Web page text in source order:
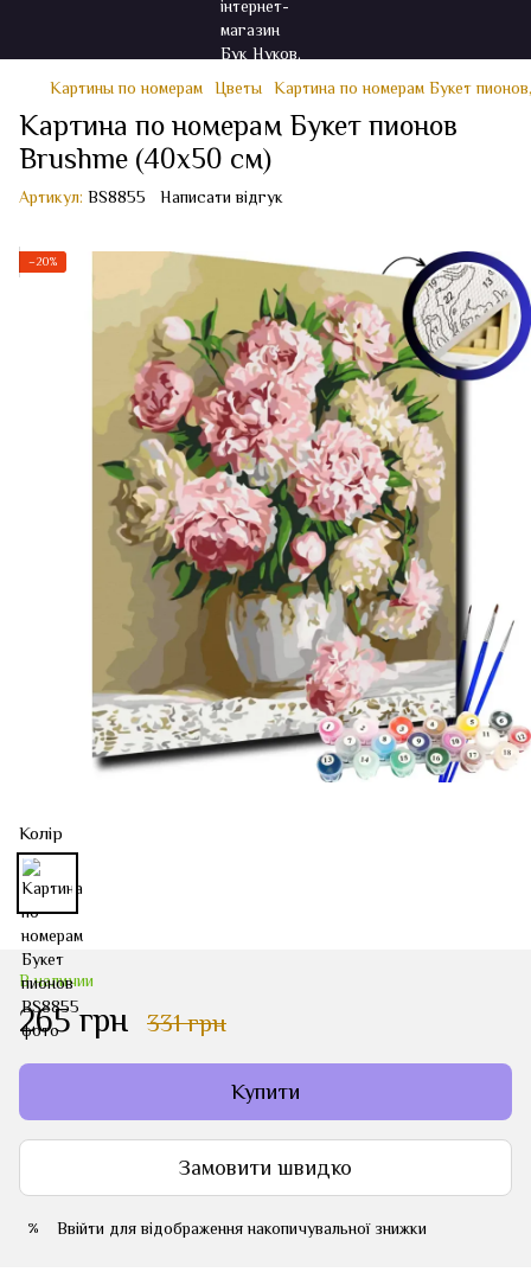
Картины по номерам Цветы Картина по номерам Букет
Картина по номерам Букет пионов
Brushme (40x50 см)
Артикул: BS8855 Написати відгук
−20%
Колір
В наличии
265 грн 331 грн
Купити
Замовити швидко
% Ввійти для відображення накопичувальної знижки